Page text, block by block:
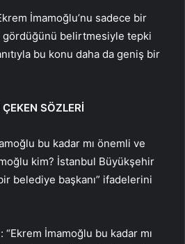
İmamoğlu’nu sadece bir
gördüğünü belirtmesiyle tepki
bu konu daha da geniş bir
SÖZLERİ
bu kadar mı önemli ve
kim? İstanbul Büyükşehir
belediye başkanı” ifadelerini
“Ekrem İmamoğlu bu kadar mı